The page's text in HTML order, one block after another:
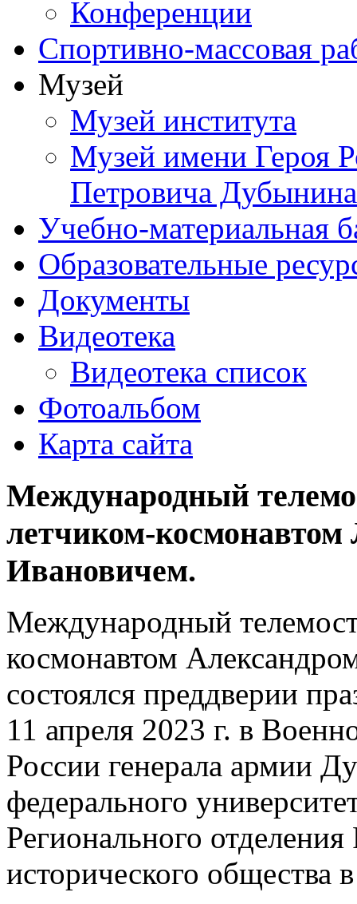
Конференции
Спортивно-массовая
Музей
Музей института
Музей имени Героя
Петровича Дубынина
Учебно-материальная
Образовательные
Документы
Видеотека
Видеотека список
Фотоальбом
Карта сайта
Международный
летчиком-
Ивановичем.
Международный
космонавтом
состоялся преддверии
11 апреля 2023 г. в
России генерала армии
федерального
Регионального
исторического общества